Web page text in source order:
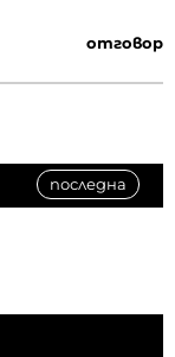
отговор
последна